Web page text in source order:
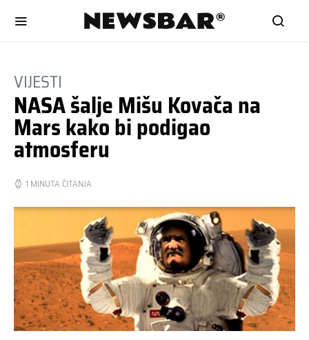
VIJESTI
NASA šalje Mišu Kovača na
Mars kako bi podigao
atmosferu
1 MINUTA ČITANJA